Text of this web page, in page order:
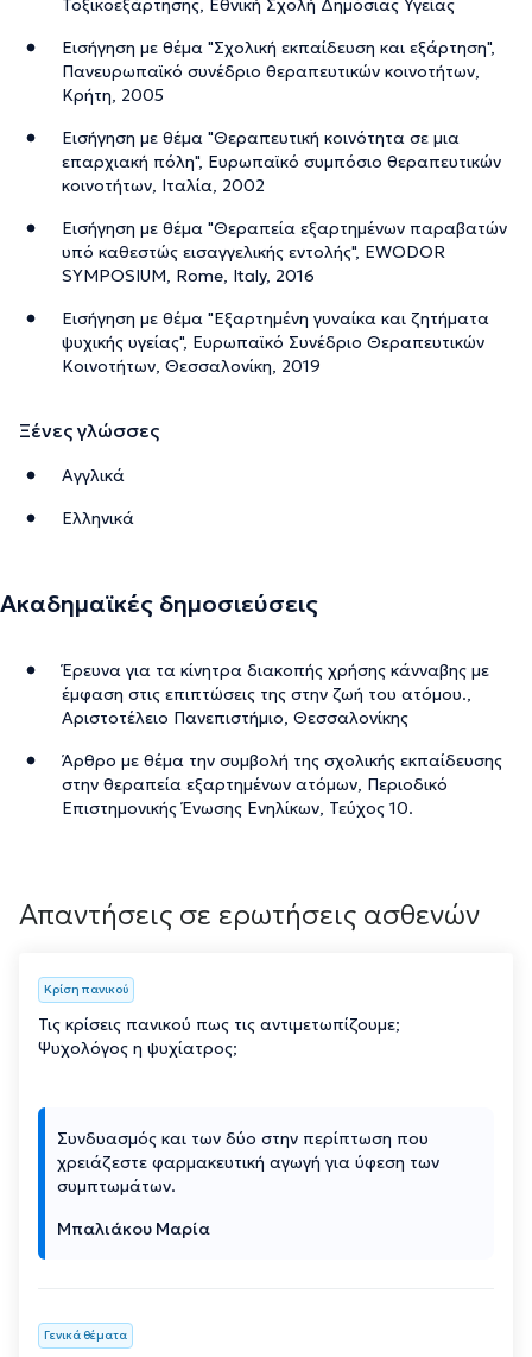
Εισήγηση με θέμα "Σχολική εκπαίδευση και εξάρτηση",
Πανευρωπαϊκό συνέδριο θεραπευτικών κοινοτήτων,
Κρήτη, 2005
Εισήγηση με θέμα "Θεραπευτική κοινότητα σε μια
επαρχιακή πόλη", Ευρωπαϊκό συμπόσιο θεραπευτικών
κοινοτήτων, Ιταλία, 2002
Εισήγηση με θέμα "Θεραπεία εξαρτημένων παραβατών
υπό καθεστώς εισαγγελικής εντολής", EWODOR
SYMPOSIUM, Rome, Italy, 2016
Εισήγηση με θέμα "Εξαρτημένη γυναίκα και ζητήματα
ψυχικής υγείας", Ευρωπαϊκό Συνέδριο Θεραπευτικών
Κοινοτήτων, Θεσσαλονίκη, 2019
Ξένες γλώσσες
Αγγλικά
Ελληνικά
Ακαδημαϊκές δημοσιεύσεις
Έρευνα για τα κίνητρα διακοπής χρήσης κάνναβης με
έμφαση στις επιπτώσεις της στην ζωή του ατόμου.,
Αριστοτέλειο Πανεπιστήμιο, Θεσσαλονίκης
Άρθρο με θέμα την συμβολή της σχολικής εκπαίδευσης
στην θεραπεία εξαρτημένων ατόμων, Περιοδικό
Επιστημονικής Ένωσης Ενηλίκων, Τεύχος 10.
Απαντήσεις σε ερωτήσεις ασθενών
Κρίση πανικού
Τις κρίσεις πανικού πως τις αντιμετωπίζουμε;
Ψυχολόγος η ψυχίατρος;
Συνδυασμός και των δύο στην περίπτωση που
χρειάζεστε φαρμακευτική αγωγή για ύφεση των
συμπτωμάτων.
Μπαλιάκου Μαρία
Γενικά θέματα